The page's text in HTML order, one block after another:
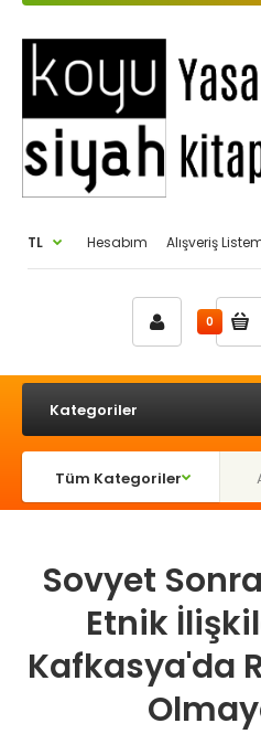
TL Hesabım Alışveriş
0
Kategoriler
Sovyet
Etnik
Kafkasya'da